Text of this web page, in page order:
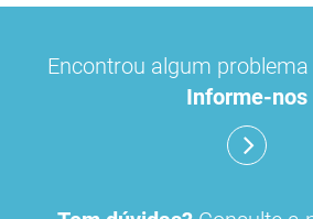
Encontrou algum
Informe-nos